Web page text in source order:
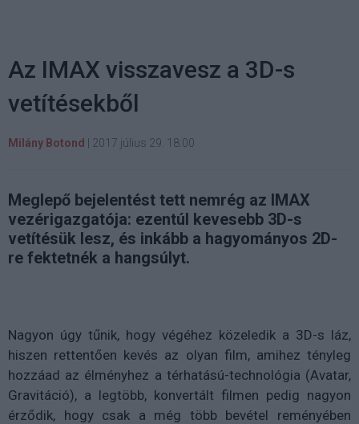
Az IMAX visszavesz a 3D-s
vetítésekből
Milány Botond 2017 július 29. 18:00
Meglepő bejelentést tett nemrég az IMAX
vezérigazgatója: ezentúl kevesebb 3D-s
vetítésük lesz, és inkább a hagyományos 2D-
re fektetnék a hangsúlyt.
Nagyon úgy tűnik, hogy végéhez közeledik a 3D-s láz,
hiszen rettentően kevés az olyan film, amihez tényleg
hozzáad az élményhez a térhatású-technológia (Avatar,
Gravitáció), a legtöbb, konvertált filmen pedig nagyon
érződik, hogy csak a még több bevétel reményében